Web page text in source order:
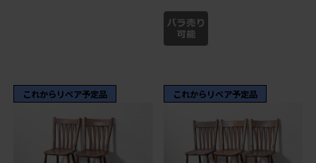
これからリペア予定品 これからリペア予定品